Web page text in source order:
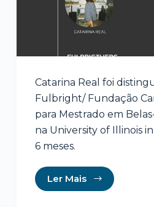
Catarina Real foi
Fulbright/ Fundação
para Mestrado em
na University of Illinois
6 meses.
Ler Mais